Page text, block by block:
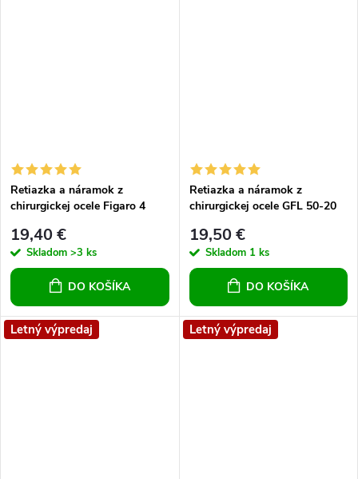
Retiazka a náramok z
chirurgickej ocele Figaro 4
19,40 €
Skladom >3 ks
DO KOŠÍKA
Retiazka a náramok z
chirurgickej ocele GFL 50-20
19,50 €
Skladom 1 ks
DO KOŠÍKA
Letný výpredaj Letný výpredaj